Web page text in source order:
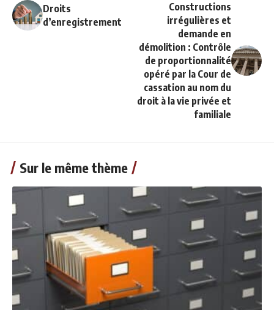
Droits
d’enregistrement
Constructions
irrégulières et
demande en
démolition : Contrôle
de proportionnalité
opéré par la Cour de
cassation au nom du
droit à la vie privée et
familiale
Sur le même thème